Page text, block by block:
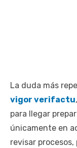
La duda más
vigor verifactu
para llegar
únicamente en
revisar